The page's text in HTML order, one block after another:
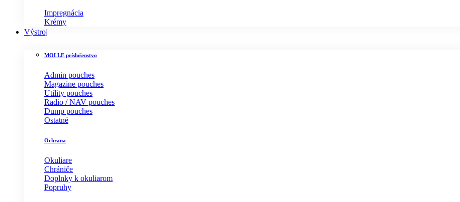
Impregnácia
Krémy
Výstroj
MOLLE príslušenstvo
Admin pouches
Magazine pouches
Utility pouches
Radio / NAV pouches
Dump pouches
Ostatné
Ochrana
Okuliare
Chrániče
Doplnky k okuliarom
Popruhy